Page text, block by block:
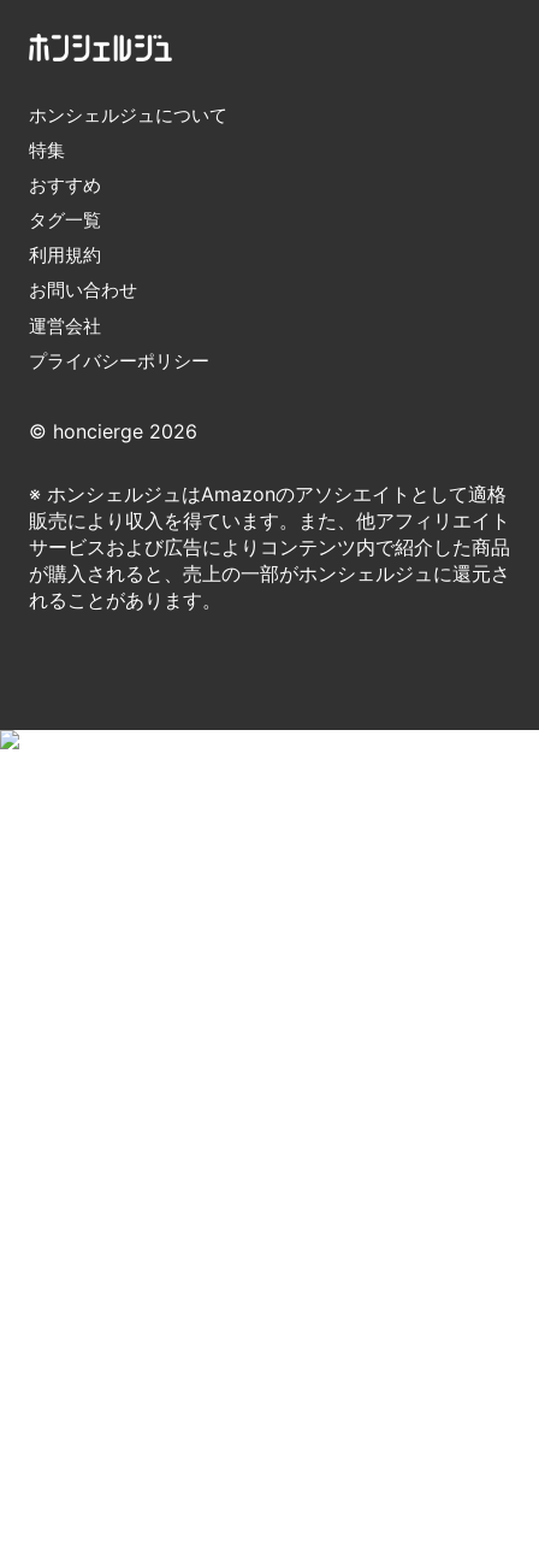
ホンシェルジュについて
特集
おすすめ
タグ一覧
利用規約
お問い合わせ
運営会社
プライバシーポリシー
© honcierge 2026
※ ホンシェルジュはAmazonのアソシエイトとして適格
販売により収入を得ています。また、他アフィリエイト
サービスおよび広告によりコンテンツ内で紹介した商品
が購入されると、売上の一部がホンシェルジュに還元さ
れることがあります。